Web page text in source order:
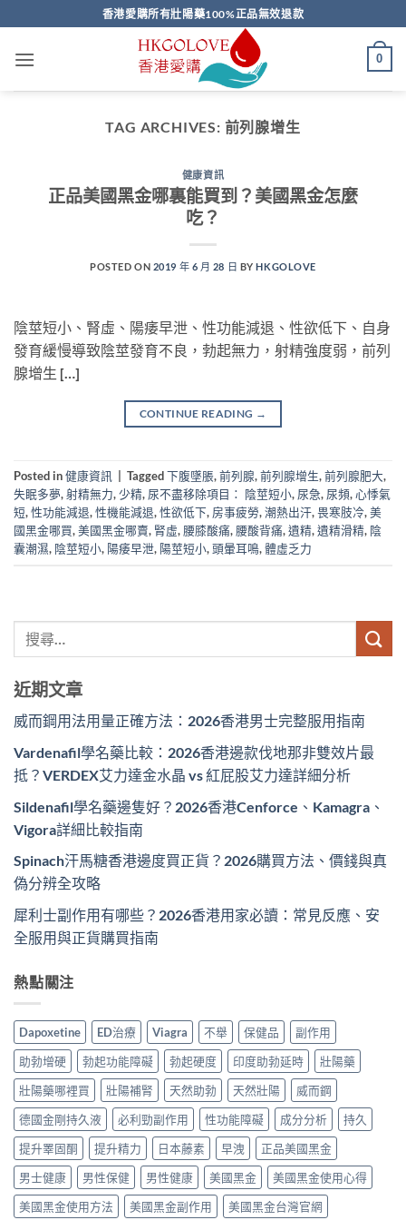
to
content
香港愛購所有壯陽藥100%正品無效退款
0
TAG ARCHIVES: 前列腺增生
健康資訊
正品美國黑金哪裏能買到？美國黑金怎麼
吃？
POSTED ON 2019 年 6 月 28 日 BYHKGOLOVE
陰莖短小、腎虛、陽痿早泄、性功能減退、性欲低下、自身
發育緩慢導致陰莖發育不良，勃起無力，射精強度弱，前列
腺增生 […]
CONTINUE READING →
Posted in健康資訊 Tagged下腹墜脹,前列腺,前列腺增生,前列腺肥大,
失眠多夢,射精無力,少精, 尿不盡移除項目： 陰莖短小, 尿急, 尿頻,心悸氣
短,性功能減退,性機能減退,性欲低下, 房事疲勞,潮熱出汗,畏寒肢冷,美
國黑金哪買,美國黑金哪賣, 腎虛, 腰膝酸痛, 腰酸背痛,遺精,遺精滑精, 陰
囊潮濕, 陰莖短小, 陽痿早泄, 陽莖短小,頭暈耳鳴,體虛乏力
近期文章
威而鋼用法用量正確方法：2026香港男士完整服用指南
Vardenafil學名藥比較：2026香港邊款伐地那非雙效片最
抵？VERDEX艾力達金水晶 vs 紅屁股艾力達詳細分析
Sildenafil學名藥邊隻好？2026香港Cenforce、Kamagra、
Vigora詳細比較指南
Spinach汗馬糖香港邊度買正貨？2026購買方法、價錢與真
偽分辨全攻略
犀利士副作用有哪些？2026香港用家必讀：常見反應、安
全服用與正貨購買指南
熱點關注
Dapoxetine ED治療 Viagra 不舉 保健品
副作用
助勃增硬
勃起功能障礙 勃起硬度 印度助勃延時
壯陽藥
壯陽藥哪裡買
壯陽補腎 天然助勃 天然壯陽
威而鋼
德國金剛持久液
必利勁副作用 性功能障礙 成分分析
持久
提升睪固酮
提升精力 日本藤素 早洩
正品美國黑金
男士健康
男性保健 男性健康 美國黑金
美國黑金使用心得
美國黑金使用方法
美國黑金副作用 美國黑金台灣官網